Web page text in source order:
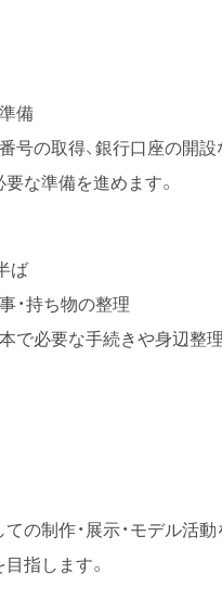
備
号の取得、銀行口座の開設
な準備を進めます。
ば
・持ち物の整理
で必要な手続きや身辺整
の制作・展示・モデル活
指します。